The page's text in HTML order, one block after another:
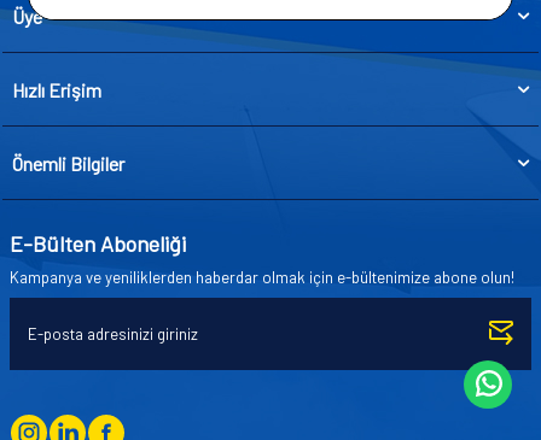
Üye
Hızlı Erişim
Önemli Bilgiler
E-Bülten Aboneliği
Kampanya ve yeniliklerden haberdar olmak için e-bültenimize abone olun!